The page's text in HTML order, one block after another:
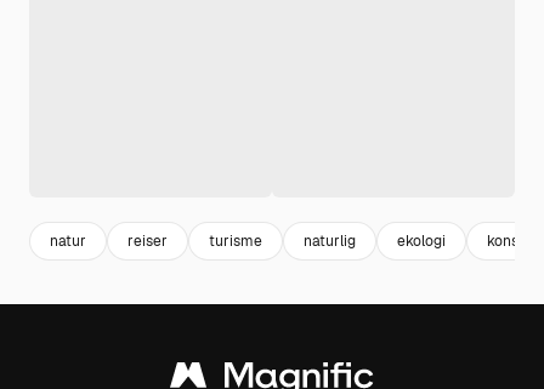
natur reiser turisme naturlig ekologi konsept